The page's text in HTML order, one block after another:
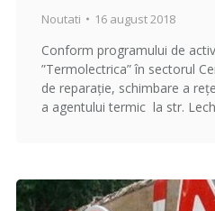
Noutati 16 august 2018
Conform programului de
”Termolectrica” în sectorul
de reparație, schimbare a
a agentului termic la str.